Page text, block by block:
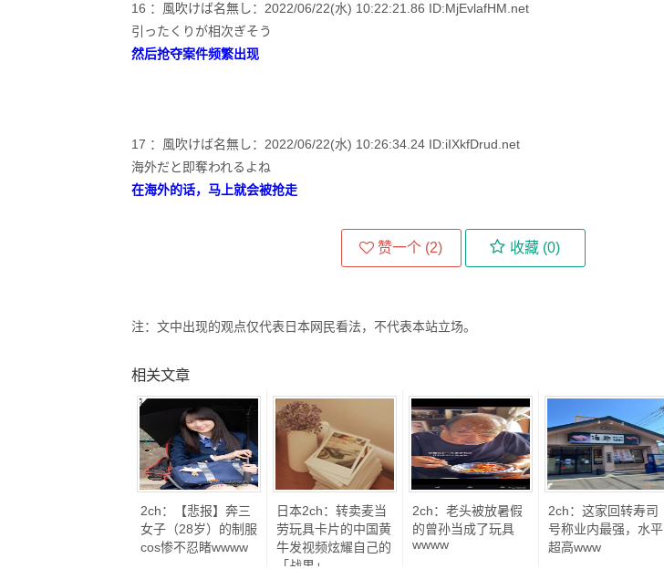
16 ：風吹けば名無し：2022/06/22(水) 10:22:21.86 ID:MjEvlafHM.net
引ったくりが相次ぎそう
然后抢夺案件频繁出现
17 ：風吹けば名無し：2022/06/22(水) 10:26:34.24 ID:iIXkfDrud.net
海外だと即奪われるよね
在海外的话，马上就会被抢走
赞一个 (2) 收藏 (0)
注：文中出现的观点仅代表日本网民看法，不代表本站立场。
相关文章
2ch：【悲报】奔三
女子（28岁）的制服
cos惨不忍睹wwww
日本2ch：转卖麦当
劳玩具卡片的中国黄
牛发视频炫耀自己的
「战果」
2ch：老头被放暑假
的曾孙当成了玩具
wwww
2ch：这家回转寿司
号称业内最强，水平
超高www